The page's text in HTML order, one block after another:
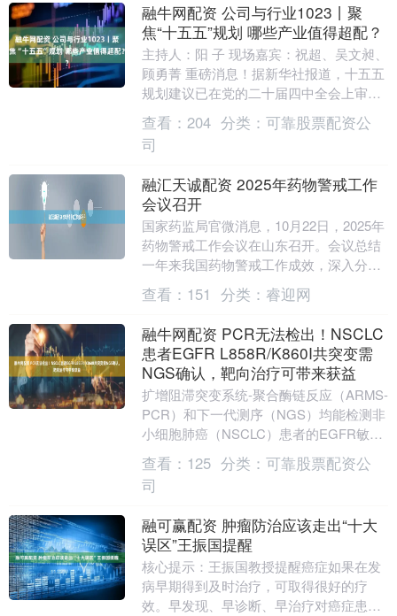
融牛网配资 公司与行业1023丨聚
焦“十五五”规划 哪些产业值得超配？
主持人：阳 子 现场嘉宾：祝超、吴文昶、
顾勇菁 重磅消息！据新华社报道，十五五
规划建议已在党的二十届四中全会上审议
通过，为未来五年中国发展擘画了宏伟蓝
图，明确了....
查看： 204 分类： 可靠股票配资公
司
融汇天诚配资 2025年药物警戒工作
会议召开
国家药监局官微消息，10月22日，2025年
药物警戒工作会议在山东召开。会议总结
一年来我国药物警戒工作成效，深入分析
当前形势，谋划安排下一阶段工作。会议
指出，在....
查看： 151 分类： 睿迎网
融牛网配资 PCR无法检出！NSCLC
患者EGFR L858R/K860I共突变需
NGS确认，靶向治疗可带来获益
扩增阻滞突变系统-聚合酶链反应（ARMS-
PCR）和下一代测序（NGS）均能检测非
小细胞肺癌（NSCLC）患者的EGFR敏感
性突变。本研究旨在明确ARMS-PC....
查看： 125 分类： 可靠股票配资公
司
融可赢配资 肿瘤防治应该走出“十大
误区”王振国提醒
核心提示：王振国教授提醒癌症如果在发
病早期得到及时治疗，可取得很好的疗
效。早发现、早诊断、早治疗对癌症患者